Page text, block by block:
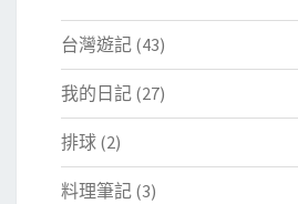
台灣遊記 (43)
我的日記 (27)
排球 (2)
料理筆記 (3)